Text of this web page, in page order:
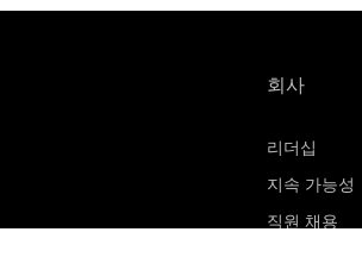
회사
리더십
지속 가능성
직원 채용